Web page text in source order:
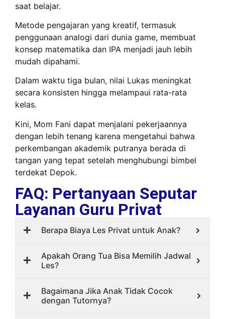
saat belajar.
Metode pengajaran yang kreatif, termasuk
penggunaan analogi dari dunia game, membuat
konsep matematika dan IPA menjadi jauh lebih
mudah dipahami.
Dalam waktu tiga bulan, nilai Lukas meningkat
secara konsisten hingga melampaui rata-rata
kelas.
Kini, Mom Fani dapat menjalani pekerjaannya
dengan lebih tenang karena mengetahui bahwa
perkembangan akademik putranya berada di
tangan yang tepat setelah menghubungi bimbel
terdekat Depok.
FAQ: Pertanyaan Seputar
Layanan Guru Privat
Berapa Biaya Les Privat untuk Anak?
Apakah Orang Tua Bisa Memilih Jadwal
Les?
Bagaimana Jika Anak Tidak Cocok
dengan Tutornya?